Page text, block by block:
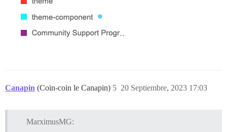
Canapin (Coin-coin le Canapin) 20 Septiembre, 2023 17:03
5
MarximusMG: